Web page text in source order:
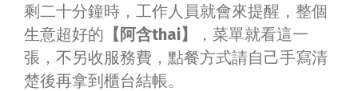
剩二十分鐘時，工作人員就會來提醒，整個
生意超好的 【阿含thai】
，菜單就看這一
張，不另收服務費，點餐方式請自己手寫清
楚後再拿到櫃台結帳。